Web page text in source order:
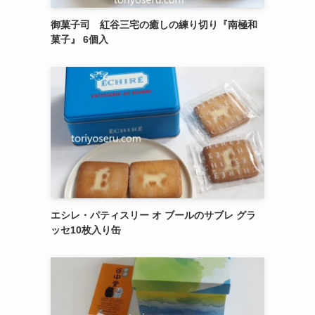
御菓子司 紅谷三宅の癒しの練り切り『南極和
菓子』 6個入
エシレ・パティスリー オ ブールのサブレ グラ
ッセ10枚入り缶